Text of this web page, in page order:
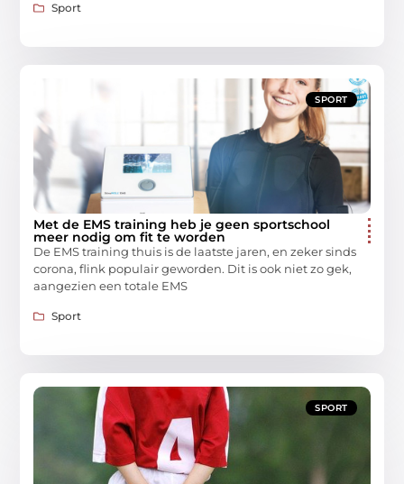
Sport
SPORT
Met de EMS training heb je geen sportschool
meer nodig om fit te worden
De EMS training thuis is de laatste jaren, en zeker sinds
corona, flink populair geworden. Dit is ook niet zo gek,
aangezien een totale EMS
Sport
SPORT